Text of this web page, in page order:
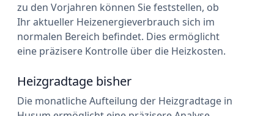
zu den Vorjahren können Sie feststellen, ob
Ihr aktueller Heizenergieverbrauch sich im
normalen Bereich befindet. Dies ermöglicht
eine präzisere Kontrolle über die Heizkosten.
Heizgradtage bisher
Die monatliche Aufteilung der Heizgradtage in